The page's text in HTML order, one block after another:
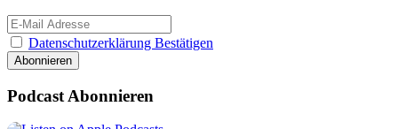
Datenschutzerklärung Bestätigen
Podcast Abonnieren